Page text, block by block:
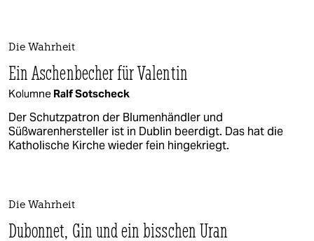
Die Wahrheit
Ein Aschenbecher für Valentin
Kolumne Ralf Sotscheck
Der Schutzpatron der Blumenhändler und
Süßwarenhersteller ist in Dublin beerdigt. Das hat die
Katholische Kirche wieder fein hingekriegt.
Die Wahrheit
Dubonnet, Gin und ein bisschen Uran